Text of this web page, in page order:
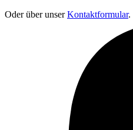
Oder über unserKontaktformular.